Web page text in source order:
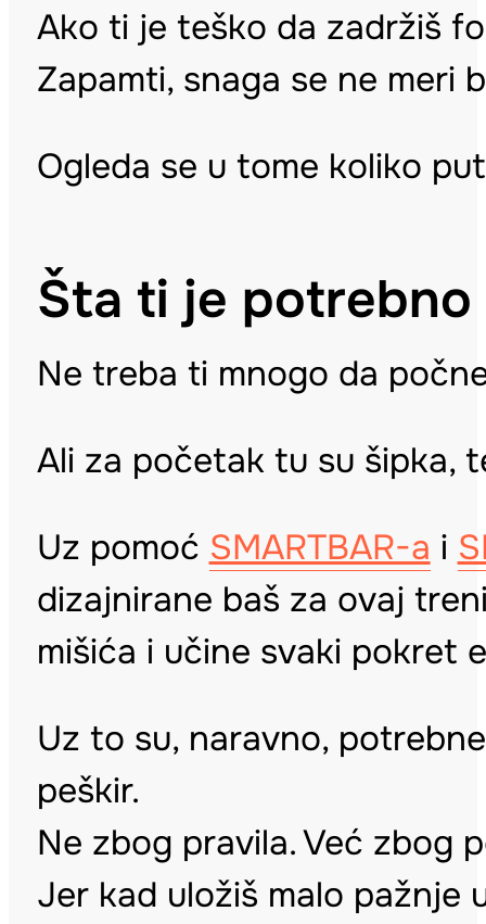
Ako ti je teško da zadržiš
Zapamti, snaga se ne meri
Ogleda se u tome koliko
Šta ti je potrebno
Ne treba ti mnogo da
Ali za početak tu su šipka,
Uz pomoć SMARTBAR-a i
dizajnirane baš za ovaj
mišića i učine svaki pokret
Uz to su, naravno,
peškir.
Ne zbog pravila. Već zbog
Jer kad uložiš malo pažnje